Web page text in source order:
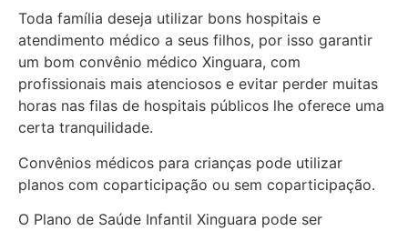
Toda família deseja utilizar bons hospitais e
atendimento médico a seus filhos, por isso garantir
um bom convênio médico Xinguara, com
profissionais mais atenciosos e evitar perder muitas
horas nas filas de hospitais públicos lhe oferece uma
certa tranquilidade.
Convênios médicos para crianças pode utilizar
planos com coparticipação ou sem coparticipação.
O Plano de Saúde Infantil Xinguara pode ser